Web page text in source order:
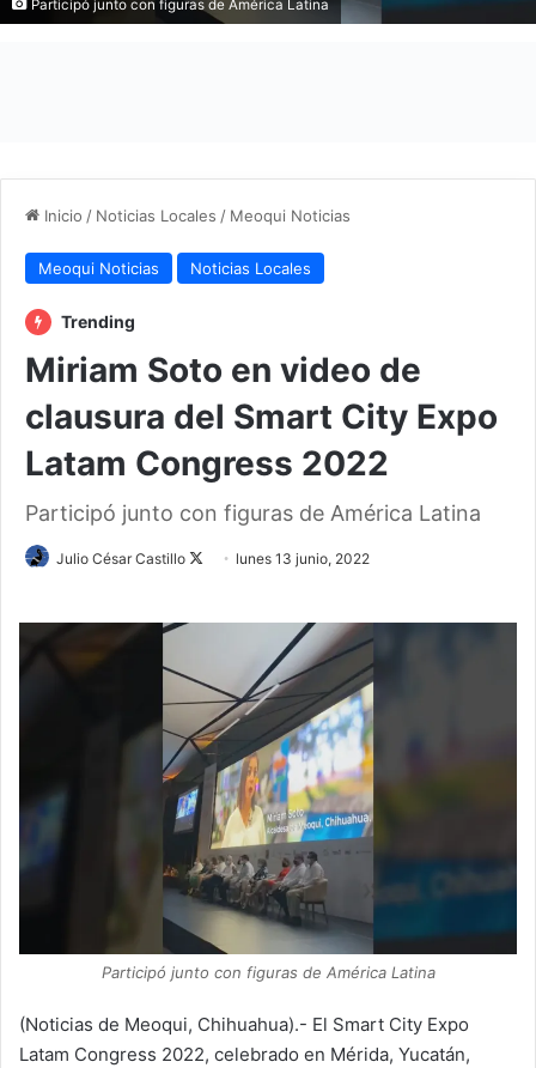
Participó junto con figuras de América Latina
Inicio / Noticias Locales / Meoqui Noticias
Meoqui Noticias Noticias Locales
Trending
Miriam Soto en video de
clausura del Smart City Expo
Latam Congress 2022
Participó junto con figuras de América Latina
Julio César Castillo
w
o
n
lunes 13 junio, 2022
Participó junto con figuras de América Latina
(Noticias de Meoqui, Chihuahua).- El Smart City Expo
Latam Congress 2022, celebrado en Mérida, Yucatán,